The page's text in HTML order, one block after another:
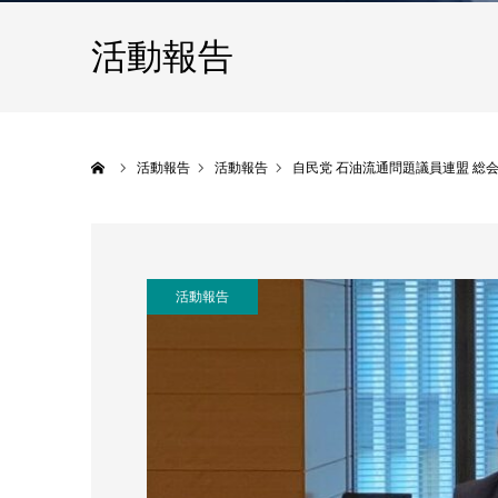
活動報告
活動報告 活動報告 自民党 石油流通問題議員連盟 総会
活動報告